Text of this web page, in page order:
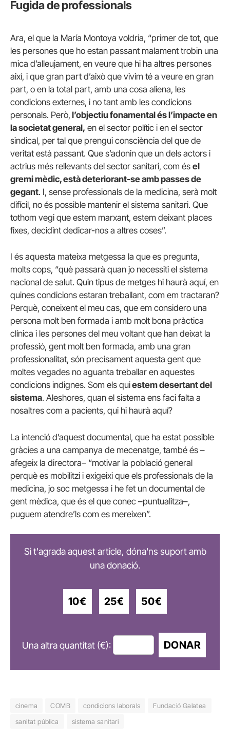
Fugida de professionals
Ara, el que la María Montoya voldria, “primer de tot, que
les persones que ho estan passant malament trobin una
mica d’alleujament, en veure que hi ha altres persones
així, i que gran part d’això que vivim té a veure en gran
part, o en la total part, amb una cosa aliena, les
condicions externes, i no tant amb les condicions
personals. Però, l’objectiu fonamental és l’impacte en
la societat general, en el sector polític i en el sector
sindical, per tal que prengui consciència del que de
veritat està passant. Que s’adonin que un dels actors i
actrius més rellevants del sector sanitari, com és el
gremi mèdic, està deteriorant-se amb passes de
gegant. I, sense professionals de la medicina, serà molt
difícil, no és possible mantenir el sistema sanitari. Que
tothom vegi que estem marxant, estem deixant places
fixes, decidint dedicar-nos a altres coses”.
I és aquesta mateixa metgessa la que es pregunta,
molts cops, “què passarà quan jo necessiti el sistema
nacional de salut. Quin tipus de metges hi haurà aquí, en
quines condicions estaran treballant, com em tractaran?
Perquè, coneixent el meu cas, que em considero una
persona molt ben formada i amb molt bona pràctica
clínica i les persones del meu voltant que han deixat la
professió, gent molt ben formada, amb una gran
professionalitat, són precisament aquesta gent que
moltes vegades no aguanta treballar en aquestes
condicions indignes. Som els quiestem desertant del
sistema. Aleshores, quan el sistema ens faci falta a
nosaltres com a pacients, qui hi haurà aquí?
La intenció d’aquest documental, que ha estat possible
gràcies a una campanya de mecenatge, també és –
afegeix la directora– “motivar la població general
perquè es mobilitzi i exigeixi que els professionals de la
medicina, jo soc metgessa i he fet un documental de
gent mèdica, que és el que conec –puntualitza–,
puguem atendre’ls com es mereixen”.
Si t'agrada aquest article, dóna'ns suport amb
una donació.
10€ 25€ 50€
Una altra quantitat (€): DONAR
cinema COMB condicions laborals
Fundació Galatea
sanitat pública
sistema sanitari